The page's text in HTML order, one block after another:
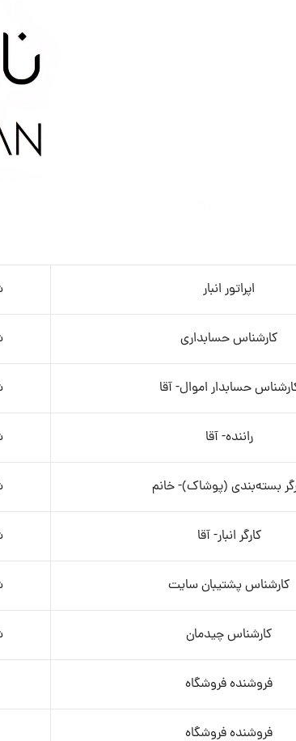
اپراتور انبار
کارشناس حسابداری
حسابدار اموال- آقا
راننده- آقا
بسته‌بندی (پوشاک)- خانم
کارگر انبار- آقا
کارشناس پشتیبان سایت
کارشناس چیدمان
فروشنده فروشگاه
فروشنده فروشگاه